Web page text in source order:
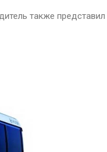
также представил